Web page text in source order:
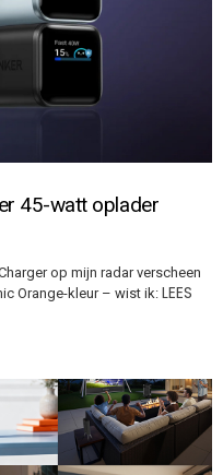
45-watt oplader
op mijn radar verscheen
Orange-kleur – wist ik: LEES